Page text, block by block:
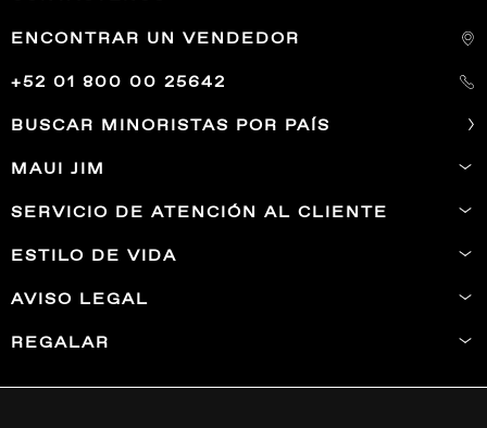
ENCONTRAR UN VENDEDOR
+52 01 800 00 25642
BUSCAR MINORISTAS POR PAÍS
MAUI JIM
SERVICIO DE ATENCIÓN AL CLIENTE
ESTILO DE VIDA
AVISO LEGAL
REGALAR